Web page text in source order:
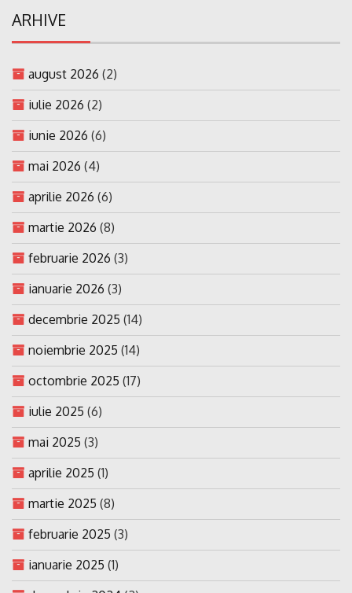
ARHIVE
august 2026 (2)
iulie 2026 (2)
iunie 2026 (6)
mai 2026 (4)
aprilie 2026 (6)
martie 2026 (8)
februarie 2026 (3)
ianuarie 2026 (3)
decembrie 2025 (14)
noiembrie 2025 (14)
octombrie 2025 (17)
iulie 2025 (6)
mai 2025 (3)
aprilie 2025 (1)
martie 2025 (8)
februarie 2025 (3)
ianuarie 2025 (1)